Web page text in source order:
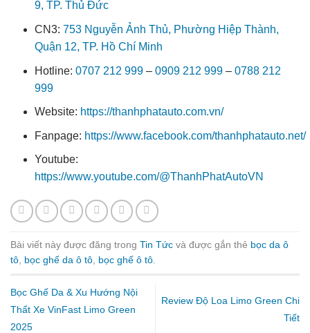
9, TP. Thủ Đức
CN3: 753 Nguyễn Ảnh Thủ, Phường Hiệp Thành,
Quận 12, TP. Hồ Chí Minh
Hotline: 0707 212 999 – 0909 212 999 – 0788 212
999
Website: https://thanhphatauto.com.vn/
Fanpage: https://www.facebook.com/thanhphatauto.net/
Youtube:
https://www.youtube.com/@ThanhPhatAutoVN
Bài viết này được đăng trong Tin Tức và được gắn thẻ bọc da ô
tô, bọc ghế da ô tô, bọc ghế ô tô.
Bọc Ghế Da & Xu Hướng Nội
Thất Xe VinFast Limo Green
2025
Review Độ Loa Limo Green Chi
Tiết